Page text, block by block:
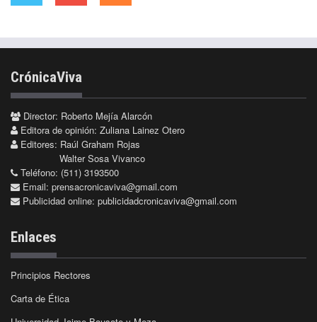
CrónicaViva
Director: Roberto Mejía Alarcón
Editora de opinión: Zuliana Lainez Otero
Editores: Raúl Graham Rojas
Walter Sosa Vivanco
Teléfono: (511) 3193500
Email: prensacronicaviva@gmail.com
Publicidad online: publicidadcronicaviva@gmail.com
Enlaces
Principios Rectores
Carta de Ética